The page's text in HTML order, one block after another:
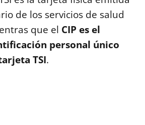
de los servicios de salud
que el CIP es el
personal único
TSI.